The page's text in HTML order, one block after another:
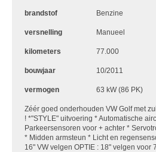
brandstof Benzine
versnelling Manueel
kilometers 77.000
bouwjaar 10/2011
vermogen 63 kW (86 PK)
Zéér goed onderhouden VW Golf met
! *"STYLE" uitvoering * Automatische
Parkeersensoren voor + achter *
* Midden armsteun * Licht en
16" VW velgen OPTIE : 18" velgen voor